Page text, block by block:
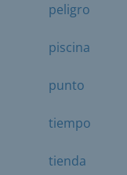
peligro
piscina
punto
tiempo
tienda